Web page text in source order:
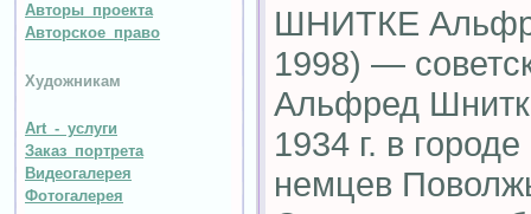
Авторы проекта
Авторское право
Художникам
Art - услуги
Заказ портрета
Видеогалерея
Фотогалерея
ШНИТКЕ
1998) —
Альфред
1934 г. в
немцев